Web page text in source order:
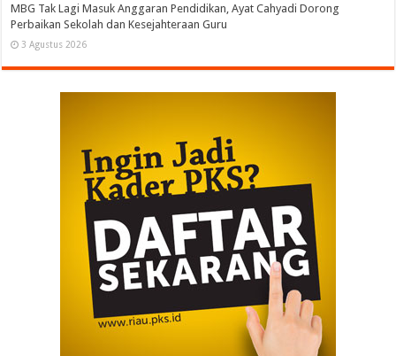
MBG Tak Lagi Masuk Anggaran Pendidikan, Ayat Cahyadi Dorong
Perbaikan Sekolah dan Kesejahteraan Guru
3 Agustus 2026